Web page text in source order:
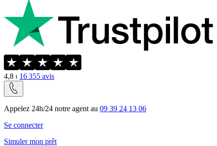
4,8 ⏐ 16 355 avis
Appelez 24h/24 notre agent au 09 39 24 13 06
Se connecter
Simuler mon prêt